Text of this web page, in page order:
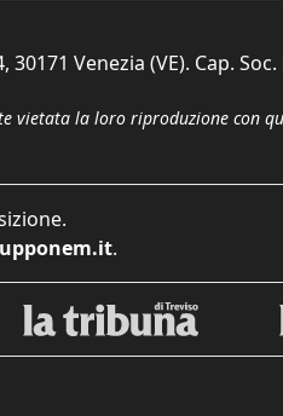
Venezia (VE). Cap. Soc.
vietata la loro riproduzione con
.